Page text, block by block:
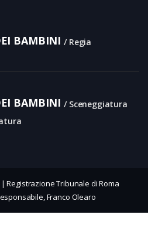
BAMBINI Regia
BAMBINI Sceneggiatura
Registrazione Tribunale di Roma
Franco Olearo